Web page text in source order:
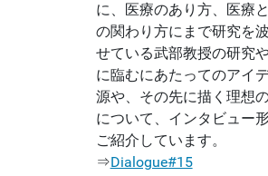
に、医療のあり方、医療
の関わり方にまで研究を
せている武部教授の研究
に臨むにあたってのアイ
源や、その先に描く理想
について、インタビュー
ご紹介しています。
⇒Dialogue#15